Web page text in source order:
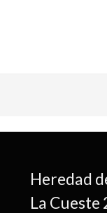
Heredad
La Cueste